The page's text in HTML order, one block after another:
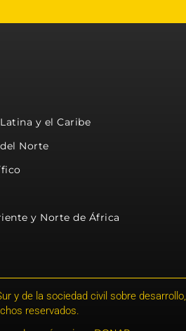
y el Caribe
Norte
y Norte de África
y de la sociedad civil sobre desarrollo,
reservados.